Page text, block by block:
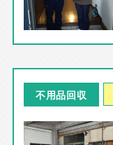
不用品回収